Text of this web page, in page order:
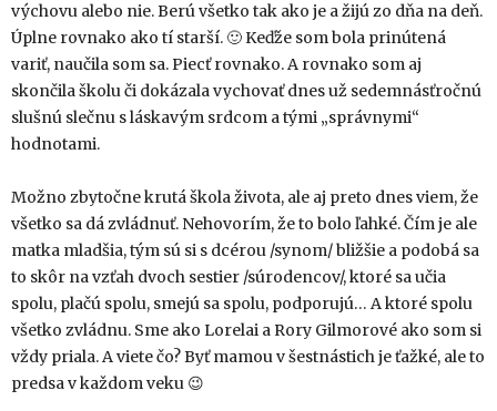
výchovu alebo nie. Berú všetko tak ako je a žijú zo dňa na deň.
Úplne rovnako ako tí starší. 🙂 Keďže som bola prinútená
variť, naučila som sa. Piecť rovnako. A rovnako som aj
skončila školu či dokázala vychovať dnes už sedemnásťročnú
slušnú slečnu s láskavým srdcom a tými „správnymi“
hodnotami.
Možno zbytočne krutá škola života, ale aj preto dnes viem, že
všetko sa dá zvládnuť. Nehovorím, že to bolo ľahké. Čím je ale
matka mladšia, tým sú si s dcérou /synom/ bližšie a podobá sa
to skôr na vzťah dvoch sestier /súrodencov/, ktoré sa učia
spolu, plačú spolu, smejú sa spolu, podporujú… A ktoré spolu
všetko zvládnu. Sme ako Lorelai a Rory Gilmorové ako som si
vždy priala. A viete čo? Byť mamou v šestnástich je ťažké, ale to
predsa v každom veku 😉